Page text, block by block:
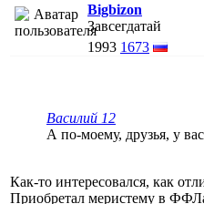
Bigbizon
Завсегдатай
1993 1673
Василий 12
А по-моему, друзья, у
Как-то интересовался, как
Приобретал меристему в